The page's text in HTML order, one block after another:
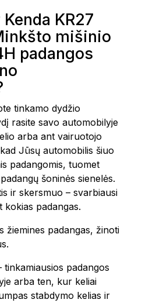
KR27
mišinio
padangos
tinkamo dydžio
rasite savo automobilyje
arba ant vairuotojo
Jūsų automobilis šiuo
padangomis, tuomet
šoninės sienelės.
ir skersmuo – svarbiausi
kokias padangas.
žiemines padangas, žinoti
padangos
arba ten, kur keliai
stabdymo kelias ir